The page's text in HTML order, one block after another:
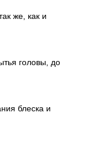
же, как и
головы, до
блеска и